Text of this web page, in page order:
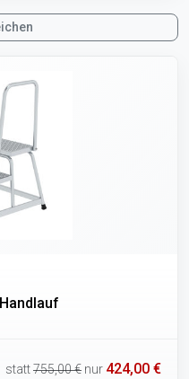
statt755,00 € nur 424,00 €